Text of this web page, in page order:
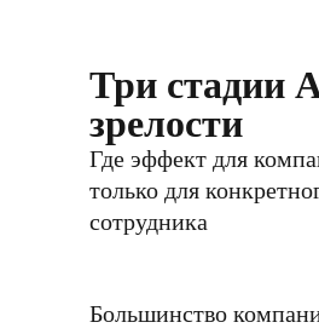
Три стадии
зрелости
Где эффект для
только для
сотрудника
Большинство